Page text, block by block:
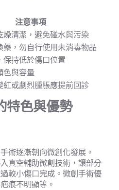
注意事項
燥清潔，避免碰水與污染
藥，勿自行使用未消毒物品
保持低於傷口位置
色與容量
紅或劇烈腫脹應提前回診
特色與優勢
術逐漸朝向微創化發展。
真空輔助微創技術，讓部分
較小傷口完成。微創手術優
痕不明顯等。